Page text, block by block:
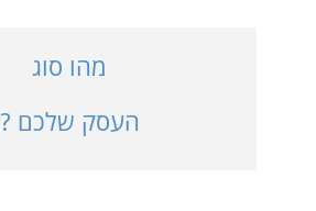
בעלי עסקים
מהו סוג
העסק שלכם ?